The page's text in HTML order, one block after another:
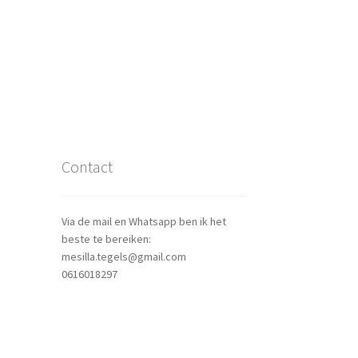
Contact
Via de mail en Whatsapp ben ik het
beste te bereiken:
mesilla.tegels@gmail.com
0616018297